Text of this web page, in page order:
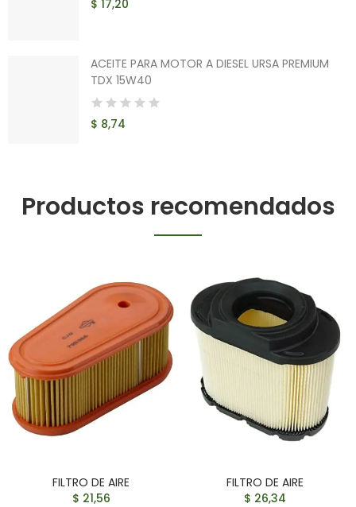
$ 17,20
ACEITE PARA MOTOR A DIESEL URSA PREMIUM
TDX 15W40
$ 8,74
Productos recomendados
FILTRO DE AIRE
$ 21,56
FILTRO DE AIRE
$ 26,34